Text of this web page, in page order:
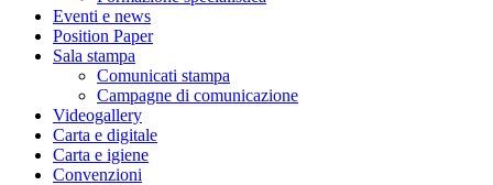
Eventi e news
Position Paper
Sala stampa
Comunicati stampa
Campagne di comunicazione
Videogallery
Carta e digitale
Carta e igiene
Convenzioni